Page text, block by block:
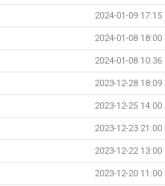
2024-01-09 17:15
2024-01-08 18:00
2024-01-08 10:36
2023-12-28 18:09
2023-12-25 14:00
2023-12-23 21:00
2023-12-22 13:00
2023-12-20 11:00